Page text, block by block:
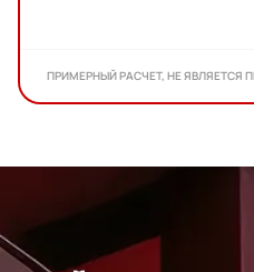
ПРИМЕРНЫЙ РАСЧЕТ, НЕ ЯВЛЯЕТСЯ